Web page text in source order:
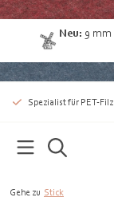
Neu: 9 mm
Spezialist für PET-Filz
Gehe zu Stick